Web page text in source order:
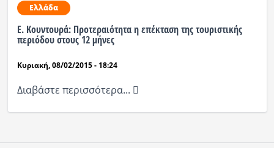
Ελλάδα
Ε. Κουντουρά: Προτεραιότητα η επέκταση της τουριστικής
περιόδου στους 12 μήνες
Κυριακή, 08/02/2015 - 18:24
Διαβάστε περισσότερα...